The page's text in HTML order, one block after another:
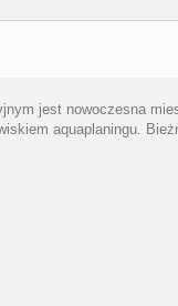
jest nowoczesna
aquaplaningu.